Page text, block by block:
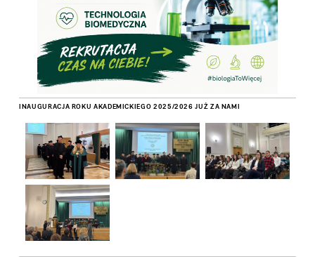
INAUGURACJA ROKU AKADEMICKIEGO 2025/2026 JUŻ ZA NAMI